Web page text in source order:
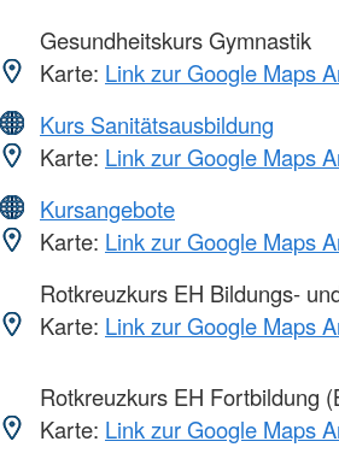
Gesundheitskurs Gymnastik
Karte: Link zur Google Maps
Kurs Sanitätsausbildung
Karte: Link zur Google Maps
Kursangebote
Karte: Link zur Google Maps
Rotkreuzkurs EH Bildungs-
Karte: Link zur Google Maps
Rotkreuzkurs EH Fortbildung
Karte: Link zur Google Maps